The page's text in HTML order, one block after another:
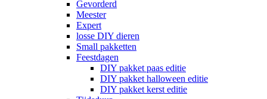
Gevorderd
Meester
Expert
losse DIY dieren
Small pakketten
Feestdagen
DIY pakket paas editie
DIY pakket halloween editie
DIY pakket kerst editie